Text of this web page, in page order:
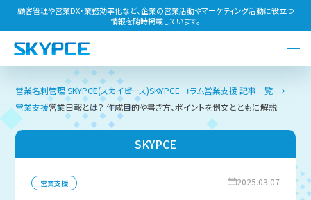
顧客管理や営業DX・業務効率化など、企業の営業活動やマーケティング活動に役立つ
情報を随時掲載しています。
営業名刺管理 SKYPCE(スカイピース)SKYPCE コラム営業支援 記事一覧
営業支援営業日報とは？ 作成目的や書き方、ポイントを例文とともに解説
SKYPCE
営業支援 2025.03.07